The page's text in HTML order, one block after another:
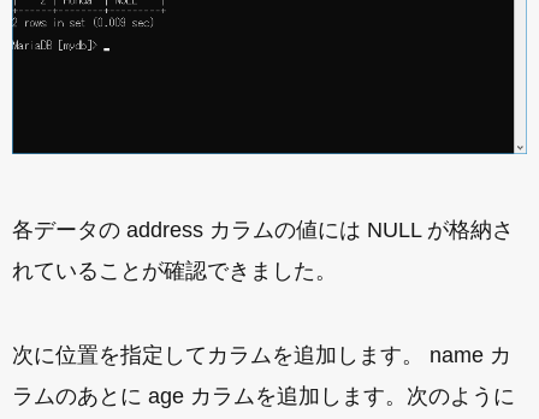
各データの address カラムの値には NULL が格納さ
れていることが確認できました。
次に位置を指定してカラムを追加します。 name カ
ラムのあとに age カラムを追加します。次のように